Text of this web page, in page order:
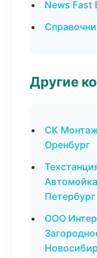
News Fast
Другие
СК
Оренбург
Петербург
ООО